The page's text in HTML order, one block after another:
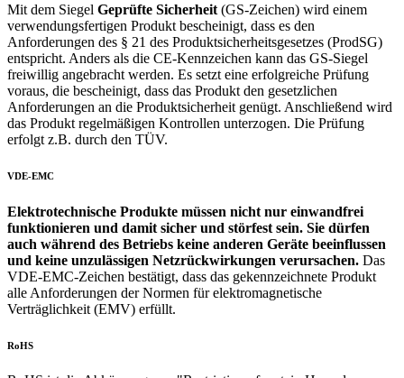
Mit dem Siegel Geprüfte Sicherheit (GS-Zeichen) wird einem
verwendungsfertigen Produkt bescheinigt, dass es den
Anforderungen des § 21 des Produktsicherheitsgesetzes (ProdSG)
entspricht. Anders als die CE-Kennzeichen kann das GS-Siegel
freiwillig angebracht werden. Es setzt eine erfolgreiche Prüfung
voraus, die bescheinigt, dass das Produkt den gesetzlichen
Anforderungen an die Produktsicherheit genügt. Anschließend wird
das Produkt regelmäßigen Kontrollen unterzogen. Die Prüfung
erfolgt z.B. durch den TÜV.
VDE-EMC
Elektrotechnische Produkte müssen nicht nur einwandfrei
funktionieren und damit sicher und störfest sein. Sie dürfen
auch während des Betriebs keine anderen Geräte beeinflussen
und keine unzulässigen Netzrückwirkungen verursachen. Das
VDE-EMC-Zeichen bestätigt, dass das gekennzeichnete Produkt
alle Anforderungen der Normen für elektromagnetische
Verträglichkeit (EMV) erfüllt.
RoHS